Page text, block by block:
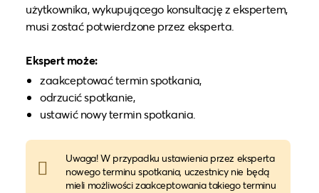
użytkownika, wykupującego konsultację z ekspertem,
musi zostać potwierdzone przez eksperta.
Ekspert może:
zaakceptować termin spotkania,
odrzucić spotkanie,
ustawić nowy termin spotkania.
Uwaga! W przypadku ustawienia przez eksperta
nowego terminu spotkania, uczestnicy nie będą
mieli możliwości zaakceptowania takiego terminu